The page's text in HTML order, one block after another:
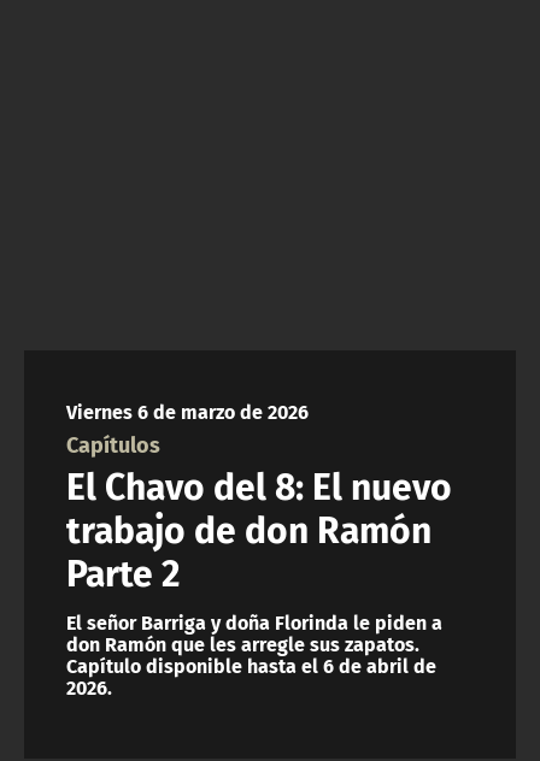
Viernes 6 de marzo de 2026
Capítulos
El Chavo del 8: El nuevo
trabajo de don Ramón
Parte 2
El señor Barriga y doña Florinda le piden a
don Ramón que les arregle sus zapatos.
Capítulo disponible hasta el 6 de abril de
2026.